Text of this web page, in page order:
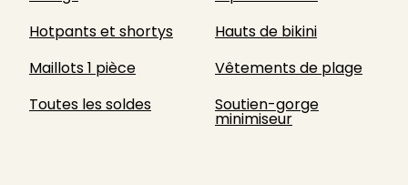
Hotpants et shortys
Hauts de bikini
Maillots 1 pièce
Vêtements de plage
Toutes les soldes
Soutien-gorge
minimiseur